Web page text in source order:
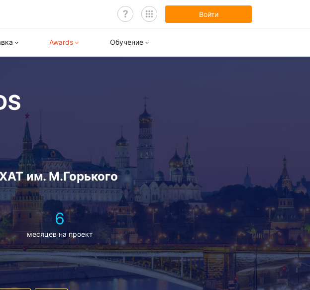
Войти
2.5
5.8
Awards
Все кейсы
Архив
Обучение
им. М.Горького
6
месяцев на проект